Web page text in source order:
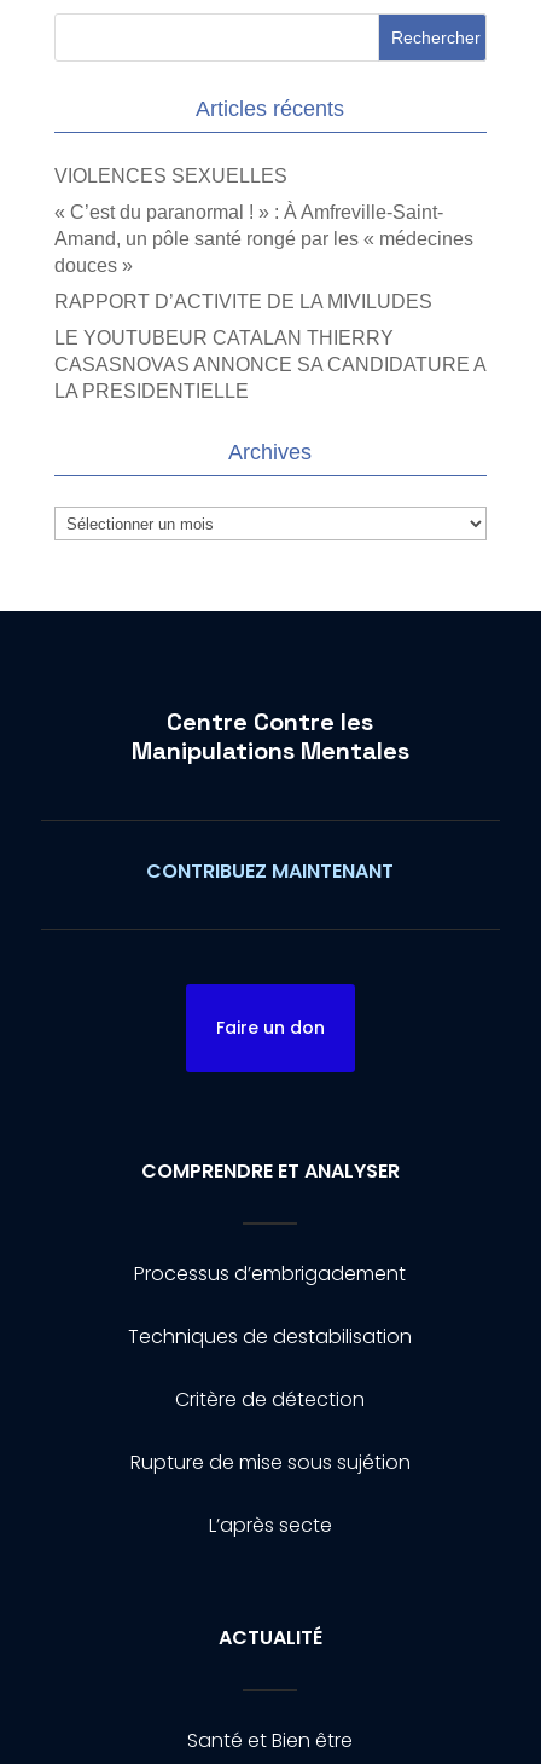
Articles récents
VIOLENCES SEXUELLES
« C’est du paranormal ! » : À Amfreville-Saint-
Amand, un pôle santé rongé par les « médecines
douces »
RAPPORT D’ACTIVITE DE LA MIVILUDES
LE YOUTUBEUR CATALAN THIERRY
CASASNOVAS ANNONCE SA CANDIDATURE A
LA PRESIDENTIELLE
Archives
Archives
Centre Contre les
Manipulations Mentales
CONTRIBUEZ MAINTENANT
Faire un don
COMPRENDRE ET ANALYSER
Processus d’embrigadement
Techniques de destabilisation
Critère de détection
Rupture de mise sous sujétion
L’après secte
ACTUALITÉ
Santé et Bien être